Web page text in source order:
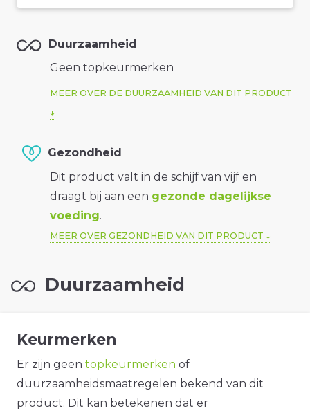
Duurzaamheid
Geen topkeurmerken
MEER OVER DE DUURZAAMHEID VAN DIT PRODUCT
Gezondheid
Dit product valt in de schijf van vijf en
draagt bij aan een gezonde dagelijkse
voeding.
MEER OVER GEZONDHEID VAN DIT PRODUCT
Duurzaamheid
Keurmerken
Er zijn geen topkeurmerken of
duurzaamheidsmaatregelen bekend van dit
product. Dit kan betekenen dat er